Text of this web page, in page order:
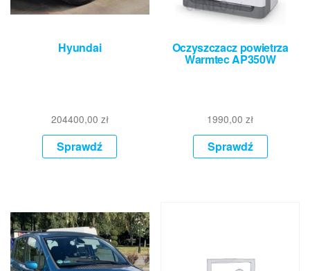
Hyundai
204400,00 zł
Sprawdź
Oczyszczacz powietrza
Warmtec AP350W
1990,00zł
Sprawdź